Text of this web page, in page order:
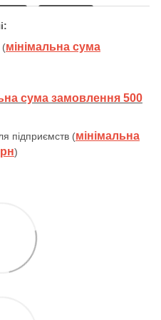
(мінімальна сума
сума замовлення 500
підприємств (мінімальна
)